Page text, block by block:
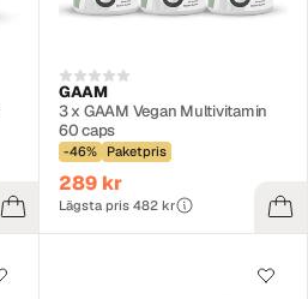
GAAM
3 x GAAM Vegan Multivitamin
60 caps
-46% Paketpris
289 kr
Lägsta pris 482 kr